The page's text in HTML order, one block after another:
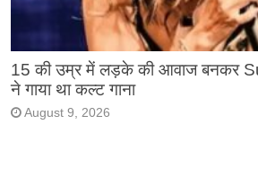
15 की उम्र में लड़के की आवाज बनकर
ने गाया था कल्ट गाना
August 9, 2026